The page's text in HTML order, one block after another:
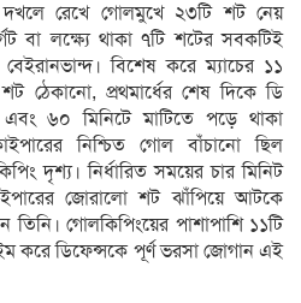
রেখে গোলমুখে ২৩টি শট নেয়
বা লক্ষ্যে থাকা ৭টি শটের সবকটিই
বিশেষ করে ম্যাচের ১১
ঠেকানো, প্রথমার্ধের শেষ দিকে ডি
৬০ মিনিটে মাটিতে পড়ে থাকা
নিশ্চিত গোল বাঁচানো ছিল
দৃশ্য। নির্ধারিত সময়ের চার মিনিট
জোরালো শট ঝাঁপিয়ে আটকে
তিনি। গোলকিপিংয়ের পাশাপাশি ১১টি
করে ডিফেন্সকে পূর্ণ ভরসা জোগান এই